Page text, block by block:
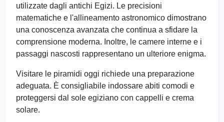
utilizzate dagli antichi Egizi. Le precisioni
matematiche e l'allineamento astronomico dimostrano
una conoscenza avanzata che continua a sfidare la
comprensione moderna. Inoltre, le camere interne e i
passaggi nascosti rappresentano un ulteriore enigma.
Visitare le piramidi oggi richiede una preparazione
adeguata. È consigliabile indossare abiti comodi e
proteggersi dal sole egiziano con cappelli e crema
solare.